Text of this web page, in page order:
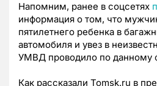
Напомним, ранее в соцсетях
информация о том, что
пятилетнего ребенка в
автомобиля и увез в
УМВД проводило по данному
Как рассказали Tomsk.ru в